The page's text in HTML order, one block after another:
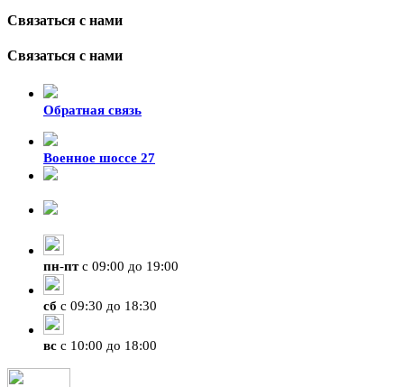
Связаться с нами
Связаться с нами
Обратная связь
Военное шоссе 27
пн-птс 09:00 до 19:00
сб с 09:30 до 18:30
вс с 10:00 до 18:00